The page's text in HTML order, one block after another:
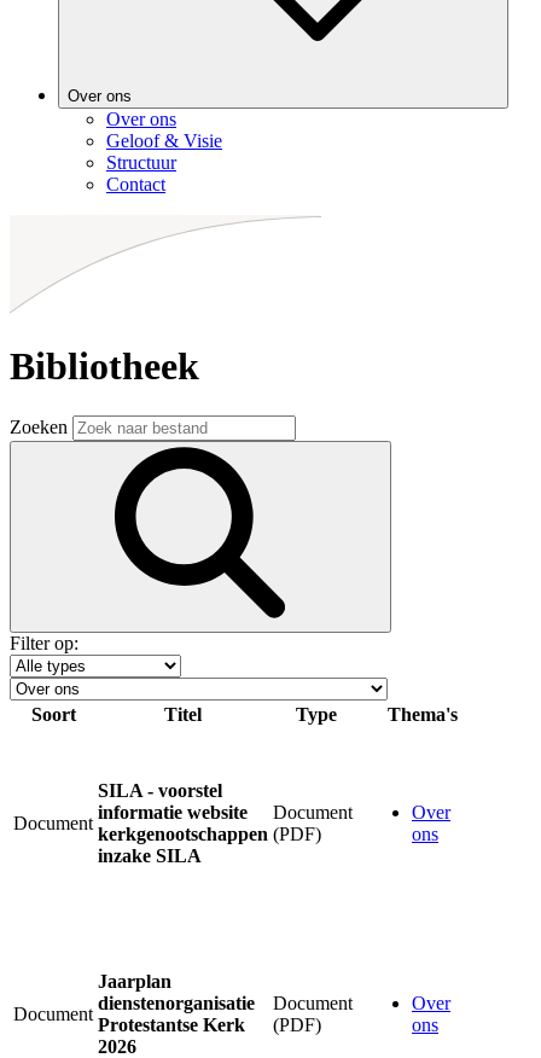
Over ons
Over ons
Geloof & Visie
Structuur
Contact
Bibliotheek
Zoeken
Filter op:
Soort Titel Type Thema's
Document
SILA - voorstel
informatie website
kerkgenootschappen
inzake SILA
Document
(PDF)
Over
ons
Document
Jaarplan
dienstenorganisatie
Protestantse Kerk
2026
Document
(PDF)
Over
ons